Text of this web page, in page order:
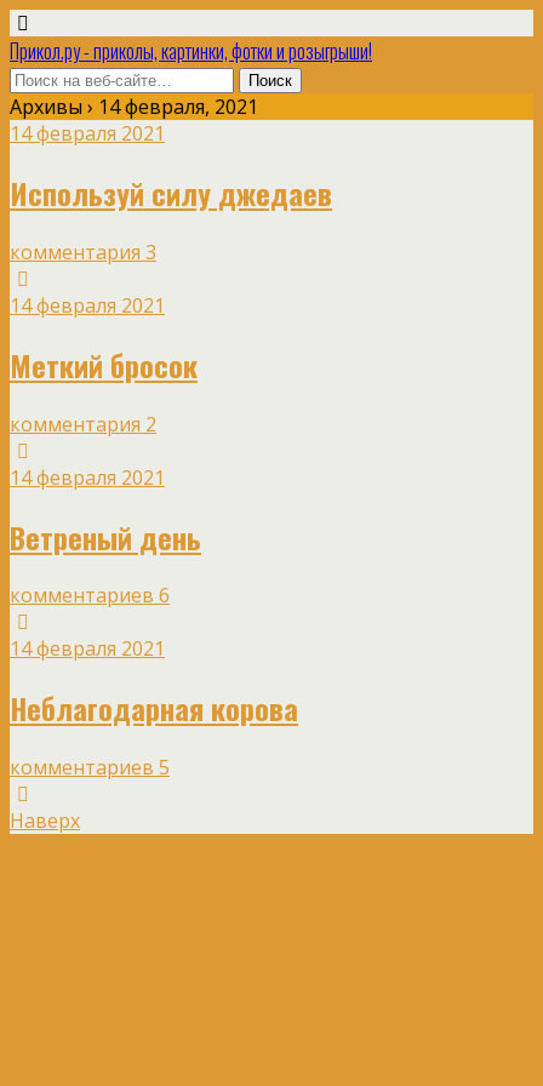
Прикол.ру - приколы, картинки, фотки и розыгрыши!
Архивы › 14 февраля, 2021
14 февраля 2021
Используй силу джедаев
комментария 3
14 февраля 2021
Меткий бросок
комментария 2
14 февраля 2021
Ветреный день
комментариев 6
14 февраля 2021
Неблагодарная корова
комментариев 5
Наверх